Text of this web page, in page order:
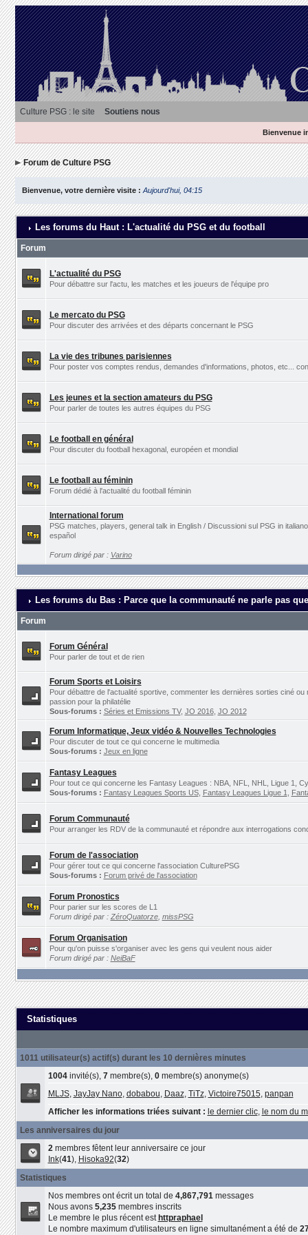
Culture PSG : le site Soutiens nous
Bienvenue
Forum de Culture PSG
Bienvenue, votre dernière visite : Aujourd'hui, 04:15
Les forums du Haut : L'actualité du PSG et du football
Forum
L'actualité du PSG
Pour débattre sur l'actu, les matches et les joueurs de l'équipe pro
Le mercato du PSG
Pour discuter des arrivées et des départs concernant le PSG
La vie des tribunes parisiennes
Pour poster vos comptes rendus, demandes d'informations, photos, etc...
Les jeunes et la section amateurs du PSG
Pour parler de toutes les autres équipes du PSG
Le football en général
Pour discuter du football hexagonal, européen et mondial
Le football au féminin
Forum dédié à l'actualité du football féminin
International forum
PSG matches, players, general talk in English / Discussioni sul PSG in
español
Forum dirigé par : Varino
Les forums du Bas : Parce que la communauté ne parle pas
Forum
Forum Général
Pour parler de tout et de rien
Forum Sports et Loisirs
Pour débattre de l'actualité sportive, commenter les dernières sorties ciné ou
passion pour la philatélie
Sous-forums : Séries et Emissions TV, JO 2016, JO 2012
Forum Informatique, Jeux vidéo & Nouvelles Technologies
Pour discuter de tout ce qui concerne le multimedia
Sous-forums : Jeux en ligne
Fantasy Leagues
Pour tout ce qui concerne les Fantasy Leagues : NBA, NFL, NHL, Ligue 1,
Sous-forums : Fantasy Leagues Sports US, Fantasy Leagues Ligue 1
Forum Communauté
Pour arranger les RDV de la communauté et répondre aux interrogations
Forum de l'association
Pour gérer tout ce qui concerne l'association CulturePSG
Sous-forums : Forum privé de l'association
Forum Pronostics
Pour parier sur les scores de L1
Forum dirigé par : ZéroQuatorze, missPSG
Forum Organisation
Pour qu'on puisse s'organiser avec les gens qui veulent nous aider
Forum dirigé par : NeiBaF
Statistiques
1011 utilisateur(s) actif(s) durant les 10 dernières minutes
1004invité(s), 7membre(s), 0membre(s) anonyme(s)
MLJS, JayJay Nano, dobabou, Daaz, TiTz, Victoire75015, panpan
Afficher les informations triées suivant : le dernier clic, le nom du
Les anniversaires du jour
2membres fêtent leur anniversaire ce jour
Ink(41), Hisoka92(32)
Statistiques
Nos membres ont écrit un total de 4,867,791messages
Nous avons 5,235membres inscrits
Le membre le plus récent est httpraphael
Le nombre maximum d'utilisateurs en ligne simultanément a été de